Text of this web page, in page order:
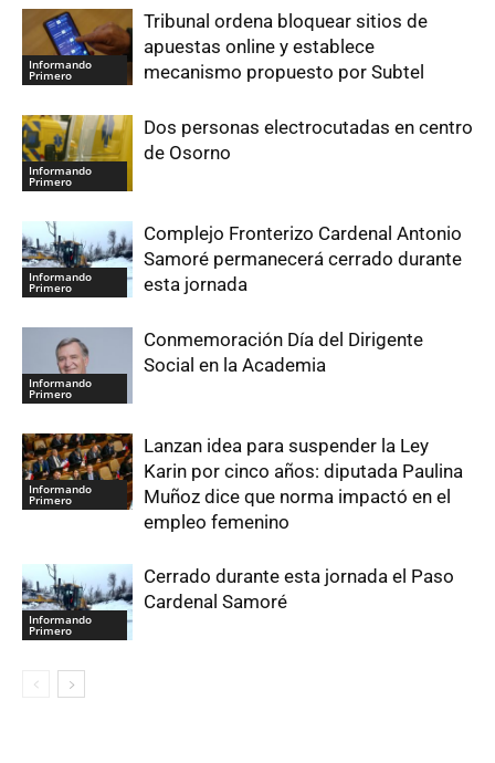
Informando
Primero
Tribunal ordena bloquear sitios de
apuestas online y establece
mecanismo propuesto por Subtel
Informando
Primero
Dos personas electrocutadas en centro
de Osorno
Informando
Primero
Complejo Fronterizo Cardenal Antonio
Samoré permanecerá cerrado durante
esta jornada
Informando
Primero
Conmemoración Día del Dirigente
Social en la Academia
Informando
Primero
Lanzan idea para suspender la Ley
Karin por cinco años: diputada Paulina
Muñoz dice que norma impactó en el
empleo femenino
Informando
Primero
Cerrado durante esta jornada el Paso
Cardenal Samoré